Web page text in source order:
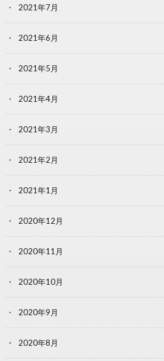
2021年7月
2021年6月
2021年5月
2021年4月
2021年3月
2021年2月
2021年1月
2020年12月
2020年11月
2020年10月
2020年9月
2020年8月